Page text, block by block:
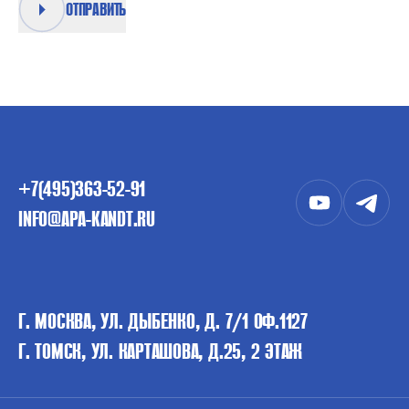
ОТПРАВИТЬ
+7(495)363-52-91
INFO@APA-KANDT.RU
Г. МОСКВА, УЛ. ДЫБЕНКО, Д. 7/1 ОФ.1127
Г. ТОМСК, УЛ. КАРТАШОВА, Д.25, 2 ЭТАЖ